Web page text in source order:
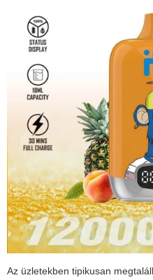
Az üzletekben tipikusan